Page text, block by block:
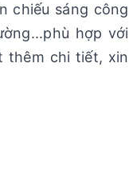
chiếu sáng công
hợp với
thêm chi tiết, xin